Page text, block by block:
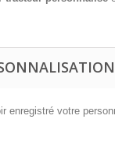
enregistré votre